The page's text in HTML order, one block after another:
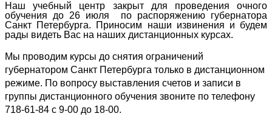
Наш учебный центр закрыт для проведения очного
обучения до 26 июля по распоряжению губернатора
Санкт Петербурга. Приносим наши извинения и будем
рады видеть Вас на наших дистанционных курсах.
Мы проводим курсы до снятия ограничений
губернатором Санкт Петербурга только в дистанционном
режиме. По вопросу выставления счетов и записи в
группы дистанционного обучения звоните по телефону
718-61-84 с 9-00 до 18-00.